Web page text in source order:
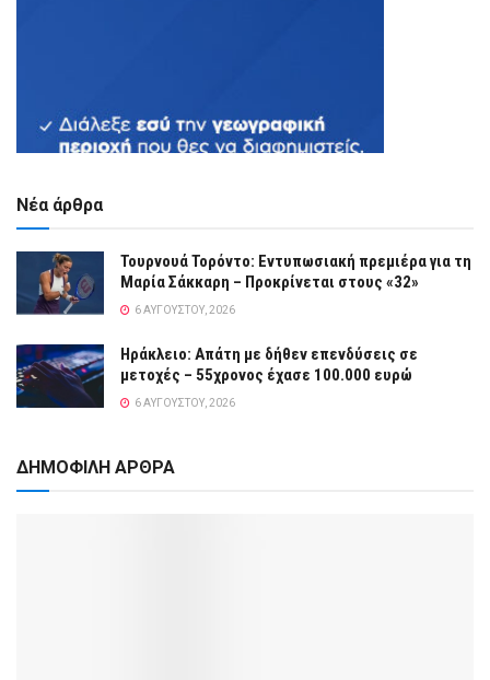
Νέα άρθρα
Τουρνουά Τορόντο: Εντυπωσιακή πρεμιέρα για τη
Μαρία Σάκκαρη – Προκρίνεται στους «32»
6 ΑΥΓΟΎΣΤΟΥ, 2026
Ηράκλειο: Απάτη με δήθεν επενδύσεις σε
μετοχές – 55χρονος έχασε 100.000 ευρώ
6 ΑΥΓΟΎΣΤΟΥ, 2026
ΔΗΜΟΦΙΛΗ ΑΡΘΡΑ